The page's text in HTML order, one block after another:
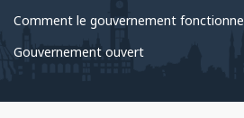
Comment le gouvernement fonctionne
Gouvernement ouvert